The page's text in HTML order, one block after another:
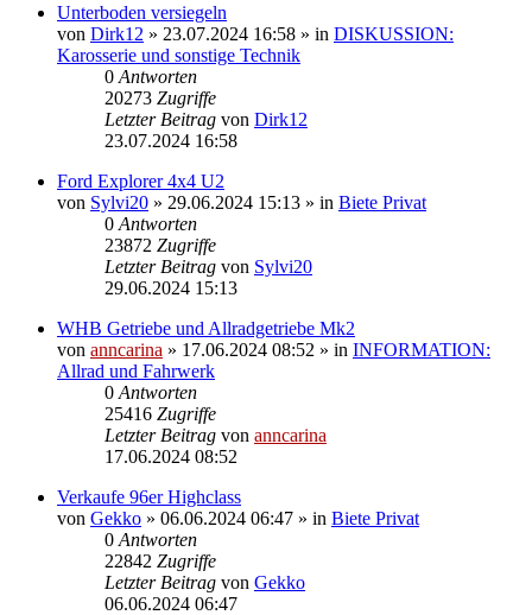
Unterboden versiegeln
von Dirk12 » 23.07.2024 16:58 » in DISKUSSION:
Karosserie und sonstige Technik
0 Antworten
20273 Zugriffe
Letzter Beitrag von Dirk12
23.07.2024 16:58
Ford Explorer 4x4 U2
von Sylvi20 » 29.06.2024 15:13 » in Biete Privat
0 Antworten
23872 Zugriffe
Letzter Beitrag von Sylvi20
29.06.2024 15:13
WHB Getriebe und Allradgetriebe Mk2
von anncarina » 17.06.2024 08:52 » in INFORMATION:
Allrad und Fahrwerk
0 Antworten
25416 Zugriffe
Letzter Beitrag von anncarina
17.06.2024 08:52
Verkaufe 96er Highclass
von Gekko » 06.06.2024 06:47 » in Biete Privat
0 Antworten
22842 Zugriffe
Letzter Beitrag von Gekko
06.06.2024 06:47